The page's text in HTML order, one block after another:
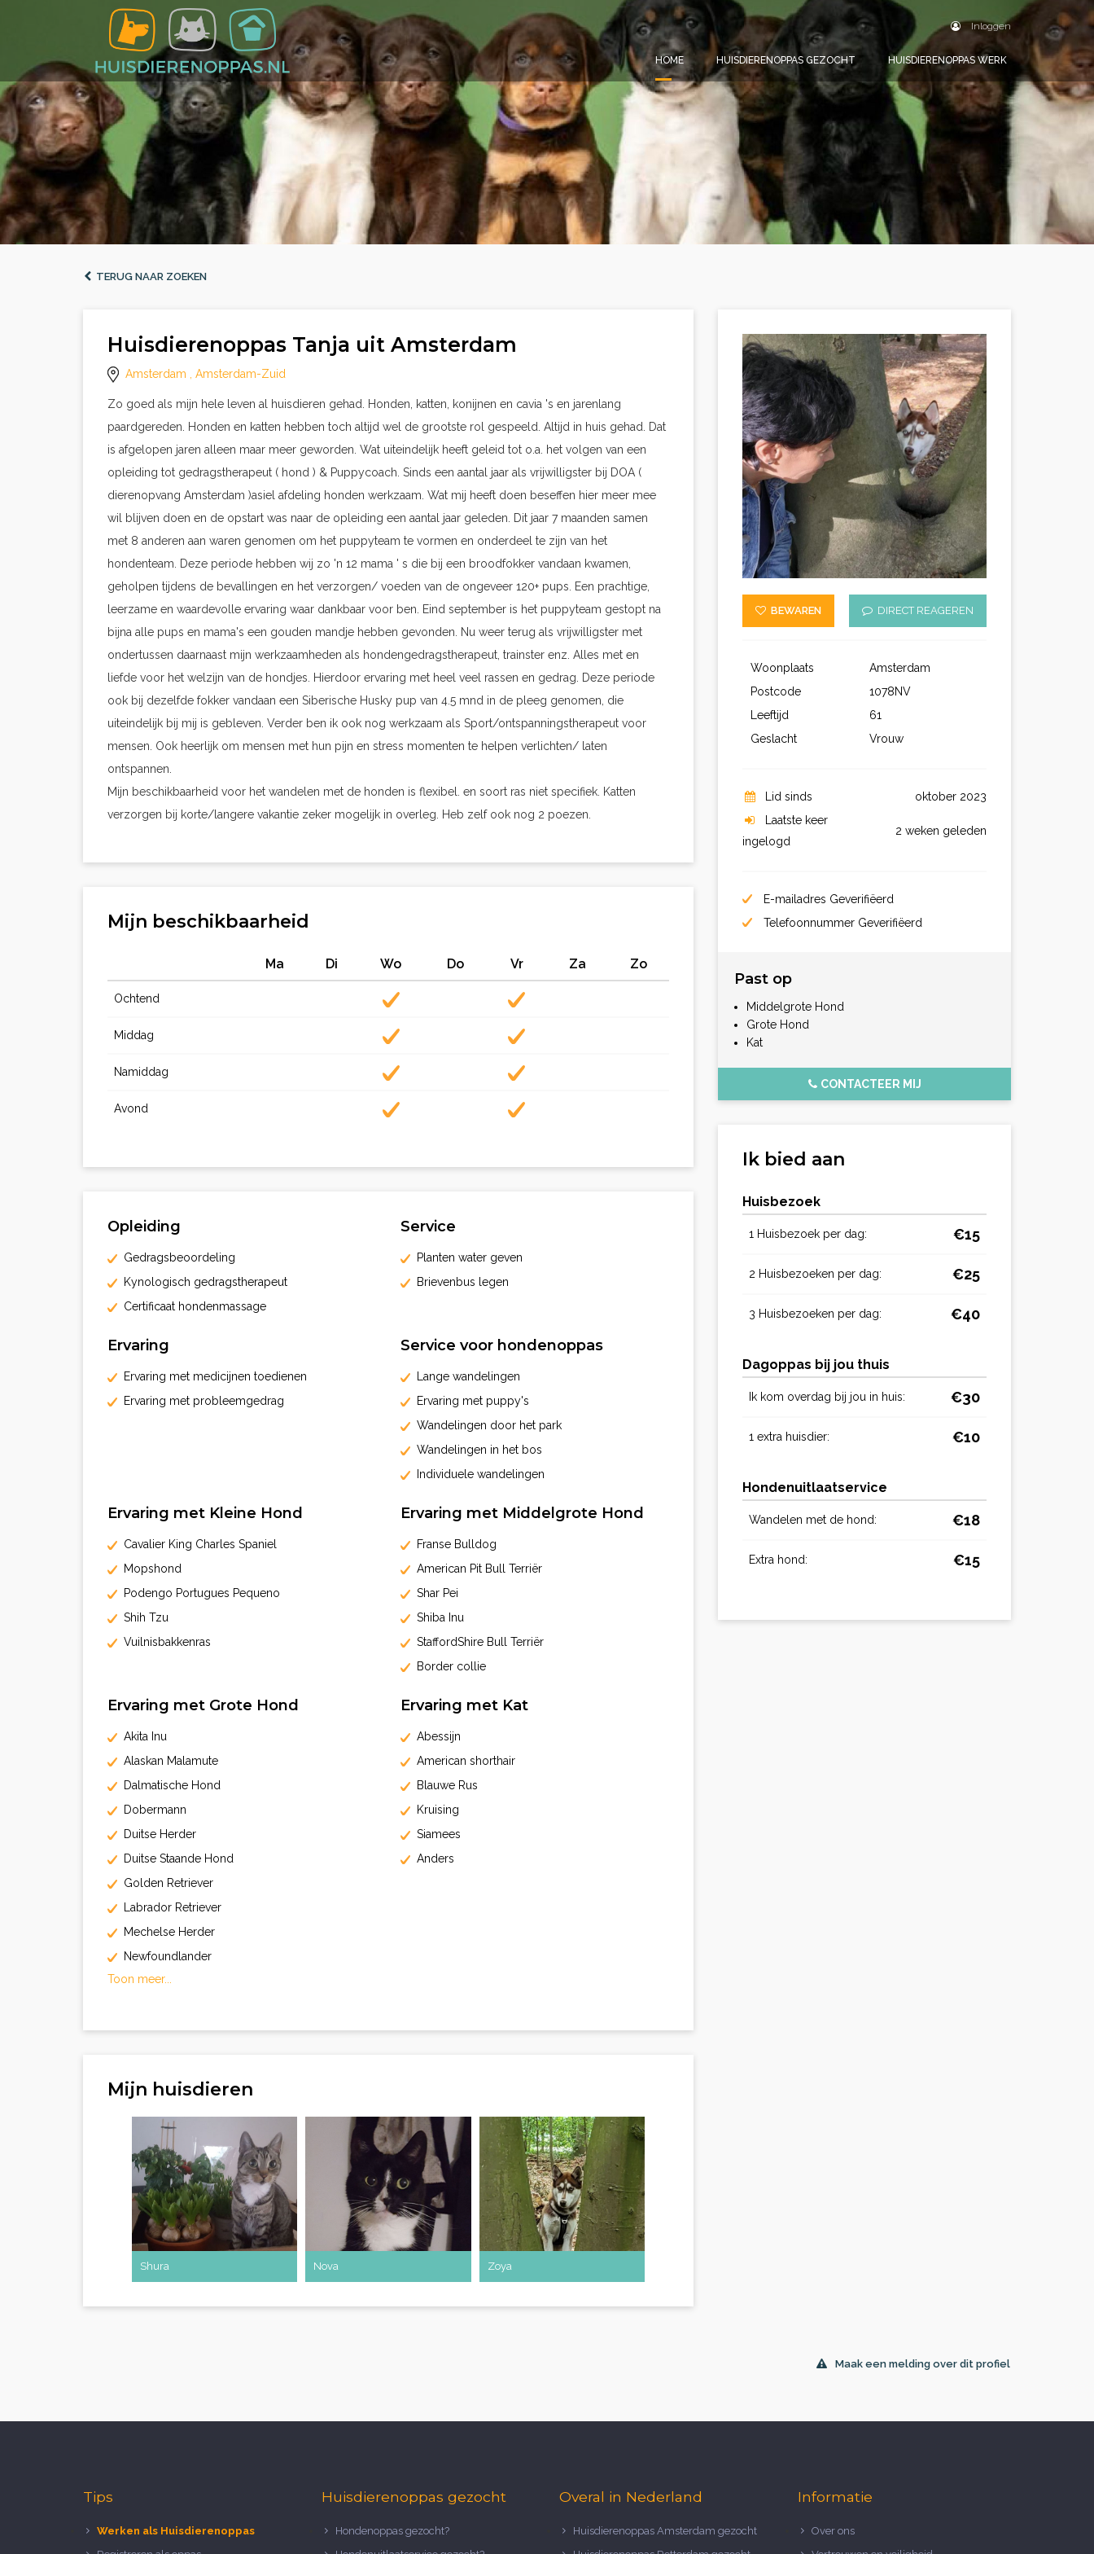
Inloggen
HOME HUISDIERENOPPAS GEZOCHT HUISDIERENOPPAS WERK
TERUG NAAR ZOEKEN
Huisdierenoppas Tanja uit Amsterdam
Amsterdam , Amsterdam-Zuid
Zo goed als mijn hele leven al huisdieren gehad. Honden, katten, konijnen en cavia 's en jarenlang
paardgereden. Honden en katten hebben toch altijd wel de grootste rol gespeeld. Altijd in huis gehad. Dat
is afgelopen jaren alleen maar meer geworden. Wat uiteindelijk heeft geleid tot o.a. het volgen van een
opleiding tot gedragstherapeut ( hond ) & Puppycoach. Sinds een aantal jaar als vrijwilligster bij DOA (
dierenopvang Amsterdam )asiel afdeling honden werkzaam. Wat mij heeft doen beseffen hier meer mee
wil blijven doen en de opstart was naar de opleiding een aantal jaar geleden. Dit jaar 7 maanden samen
met 8 anderen aan waren genomen om het puppyteam te vormen en onderdeel te zijn van het
hondenteam. Deze periode hebben wij zo 'n 12 mama ' s die bij een broodfokker vandaan kwamen,
geholpen tijdens de bevallingen en het verzorgen/ voeden van de ongeveer 120+ pups. Een prachtige,
leerzame en waardevolle ervaring waar dankbaar voor ben. Eind september is het puppyteam gestopt na
bijna alle pups en mama's een gouden mandje hebben gevonden. Nu weer terug als vrijwilligster met
ondertussen daarnaast mijn werkzaamheden als hondengedragstherapeut, trainster enz. Alles met en
liefde voor het welzijn van de hondjes. Hierdoor ervaring met heel veel rassen en gedrag. Deze periode
ook bij dezelfde fokker vandaan een Siberische Husky pup van 4.5 mnd in de pleeg genomen, die
uiteindelijk bij mij is gebleven. Verder ben ik ook nog werkzaam als Sport/ontspanningstherapeut voor
mensen. Ook heerlijk om mensen met hun pijn en stress momenten te helpen verlichten/ laten
ontspannen.
Mijn beschikbaarheid voor het wandelen met de honden is flexibel. en soort ras niet specifiek. Katten
verzorgen bij korte/langere vakantie zeker mogelijk in overleg. Heb zelf ook nog 2 poezen.
Mijn beschikbaarheid
Ma Di Wo Do Vr Za Zo
Ochtend
Middag
Namiddag
Avond
Opleiding
Gedragsbeoordeling
Kynologisch gedragstherapeut
Certificaat hondenmassage
Service
Planten water geven
Brievenbus legen
Ervaring
Ervaring met medicijnen toedienen
Ervaring met probleemgedrag
Service voor hondenoppas
Lange wandelingen
Ervaring met puppy's
Wandelingen door het park
Wandelingen in het bos
Individuele wandelingen
Ervaring met Kleine Hond
Cavalier King Charles Spaniel
Mopshond
Podengo Portugues Pequeno
Shih Tzu
Vuilnisbakkenras
Ervaring met Middelgrote Hond
Franse Bulldog
American Pit Bull Terriër
Shar Pei
Shiba Inu
StaffordShire Bull Terriër
Border collie
Ervaring met Grote Hond
Akita Inu
Alaskan Malamute
Dalmatische Hond
Dobermann
Duitse Herder
Duitse Staande Hond
Golden Retriever
Labrador Retriever
Mechelse Herder
Newfoundlander
Toon meer...
Ervaring met Kat
Abessijn
American shorthair
Blauwe Rus
Kruising
Siamees
Anders
Mijn huisdieren
Shura Nova Zoya
BEWAREN DIRECT REAGEREN
Woonplaats
Amsterdam
Postcode
1078NV
Leeftijd
61
Geslacht
Vrouw
Lid sinds
oktober 2023
Laatste keer
ingelogd
2 weken geleden
E-mailadres Geverifiëerd
Telefoonnummer Geverifiëerd
Past op
Middelgrote Hond
Grote Hond
Kat
CONTACTEER MIJ
Ik bied aan
Huisbezoek
1 Huisbezoek per dag: €15
2 Huisbezoeken per dag: €25
3 Huisbezoeken per dag: €40
Dagoppas bij jou thuis
Ik kom overdag bij jou in huis: €30
1 extra huisdier: €10
Hondenuitlaatservice
Wandelen met de hond: €18
Extra hond: €15
Maak een melding over dit profiel
Tips
Werken als Huisdierenoppas
Huisdierenoppas gezocht
Hondenoppas gezocht?
Overal in Nederland
Huisdierenoppas Amsterdam gezocht
Informatie
Over ons